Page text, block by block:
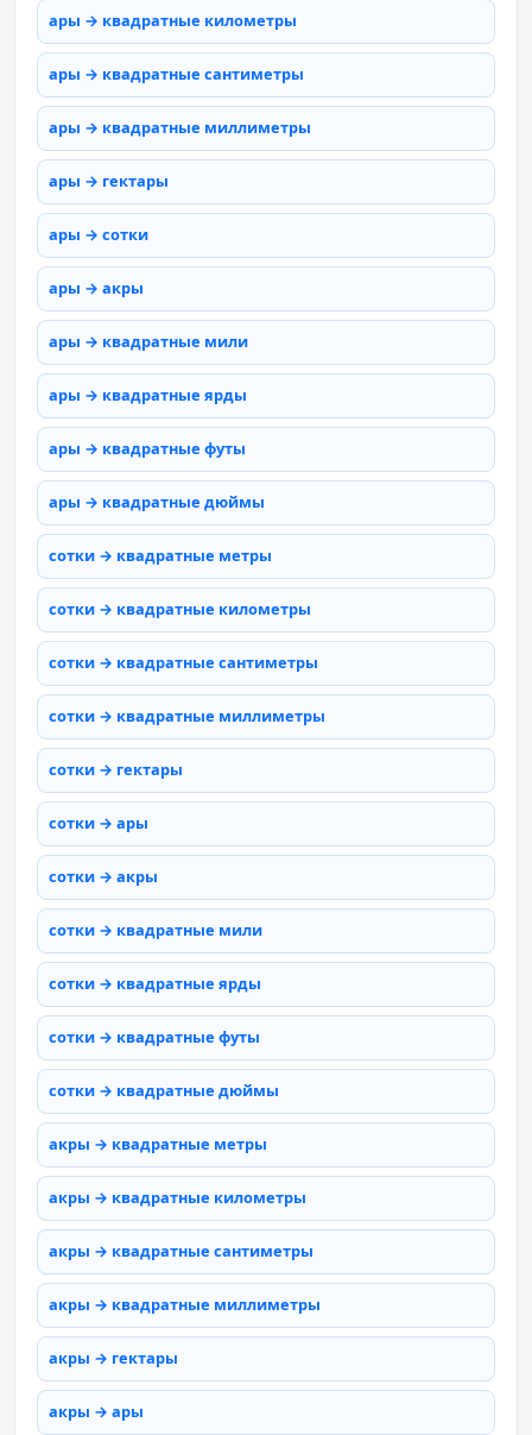
ары → квадратные километры
ары → квадратные сантиметры
ары → квадратные миллиметры
ары → гектары
ары → сотки
ары → акры
ары → квадратные мили
ары → квадратные ярды
ары → квадратные футы
ары → квадратные дюймы
сотки → квадратные метры
сотки → квадратные километры
сотки → квадратные сантиметры
сотки → квадратные миллиметры
сотки → гектары
сотки → ары
сотки → акры
сотки → квадратные мили
сотки → квадратные ярды
сотки → квадратные футы
сотки → квадратные дюймы
акры → квадратные метры
акры → квадратные километры
акры → квадратные сантиметры
акры → квадратные миллиметры
акры → гектары
акры → ары